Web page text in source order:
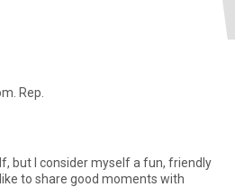
Rep.
but I consider myself a fun, friendly
to share good moments with